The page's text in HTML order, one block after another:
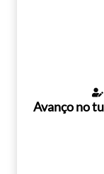
Avanço no